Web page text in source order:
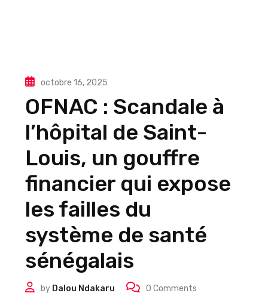
octobre 16, 2025
OFNAC : Scandale à
l’hôpital de Saint-
Louis, un gouffre
financier qui expose
les failles du
système de santé
sénégalais
by Dalou Ndakaru 0 Comments